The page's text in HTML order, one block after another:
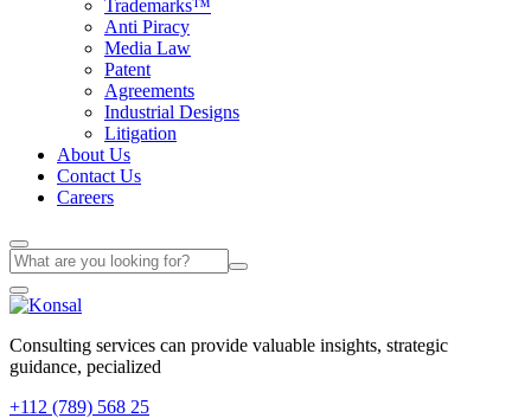
Trademarks™
Anti Piracy
Media Law
Patent
Agreements
Industrial Designs
Litigation
About Us
Contact Us
Careers
Consulting services can provide valuable insights, strategic
guidance, pecialized
+112 (789) 568 25